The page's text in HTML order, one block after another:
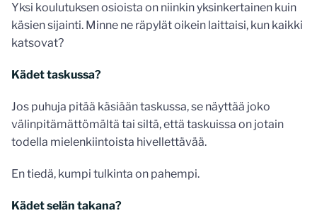
Yksi koulutuksen osioista on niinkin yksinkertainen kuin
käsien sijainti. Minne ne räpylät oikein laittaisi, kun kaikki
katsovat?
Kädet taskussa?
Jos puhuja pitää käsiään taskussa, se näyttää joko
välinpitämättömältä tai siltä, että taskuissa on jotain
todella mielenkiintoista hivellettävää.
En tiedä, kumpi tulkinta on pahempi.
Kädet selän takana?